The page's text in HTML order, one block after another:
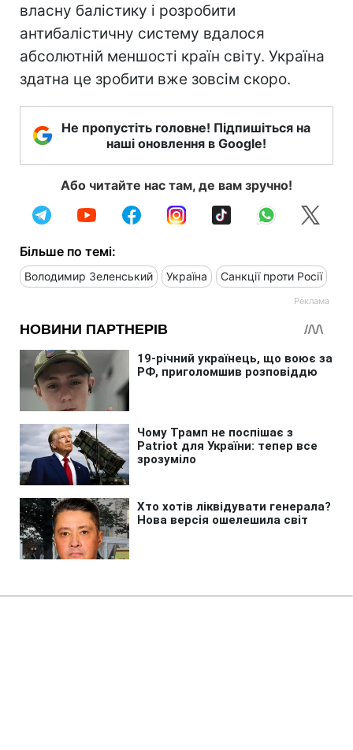
власну балістику і розробити
антибалістичну систему вдалося
абсолютній меншості країн світу. Україна
здатна це зробити вже зовсім скоро.
Не пропустіть головне! Підпишіться на
наші оновлення в Google!
Або читайте нас там, де вам зручно!
Більше по темі:
Володимир Зеленський Україна Санкції проти Росії